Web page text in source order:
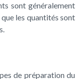
sont généralement
les quantités sont
de préparation du